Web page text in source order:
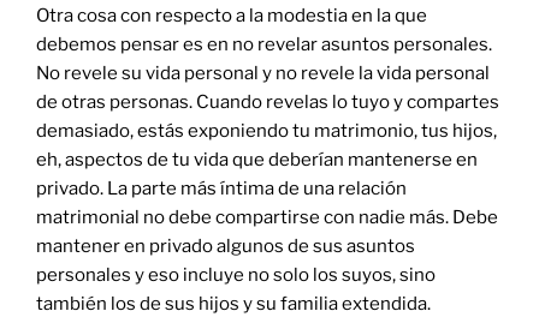
Otra cosa con respecto a la modestia en la que
debemos pensar es en no revelar asuntos personales.
No revele su vida personal y no revele la vida personal
de otras personas. Cuando revelas lo tuyo y compartes
demasiado, estás exponiendo tu matrimonio, tus hijos,
eh, aspectos de tu vida que deberían mantenerse en
privado. La parte más íntima de una relación
matrimonial no debe compartirse con nadie más. Debe
mantener en privado algunos de sus asuntos
personales y eso incluye no solo los suyos, sino
también los de sus hijos y su familia extendida.